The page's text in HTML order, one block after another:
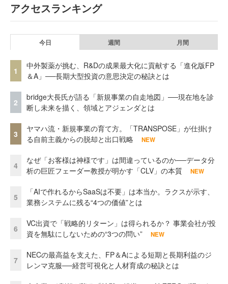
アクセスランキング
今日 週間 月間
1
中外製薬が挑む、R&Dの成果最大化に貢献する「進化版FP
＆A」──長期大型投資の意思決定の秘訣とは
2
bridge大長氏が語る「新規事業の自走地図」──現在地を診
断し未来を描く、領域とアジェンダとは
3
ヤマハ流・新規事業の育て方。「TRANSPOSE」が仕掛け
る自前主義からの脱却と出口戦略
NEW
4
なぜ「お客様は神様です」は間違っているのか──データ分
析の巨匠フェーダー教授が明かす「CLV」の本質
NEW
5
「AIで作れるからSaaSは不要」は本当か。ラクスが示す、
業務システムに残る“4つの価値”とは
6
VC出資で「戦略的リターン」は得られるか？ 事業会社が投
資を無駄にしないための“3つの問い”
NEW
7
NECの最高益を支えた、FP＆Aによる短期と長期利益のジ
レンマ克服──経営可視化と人材育成の秘訣とは